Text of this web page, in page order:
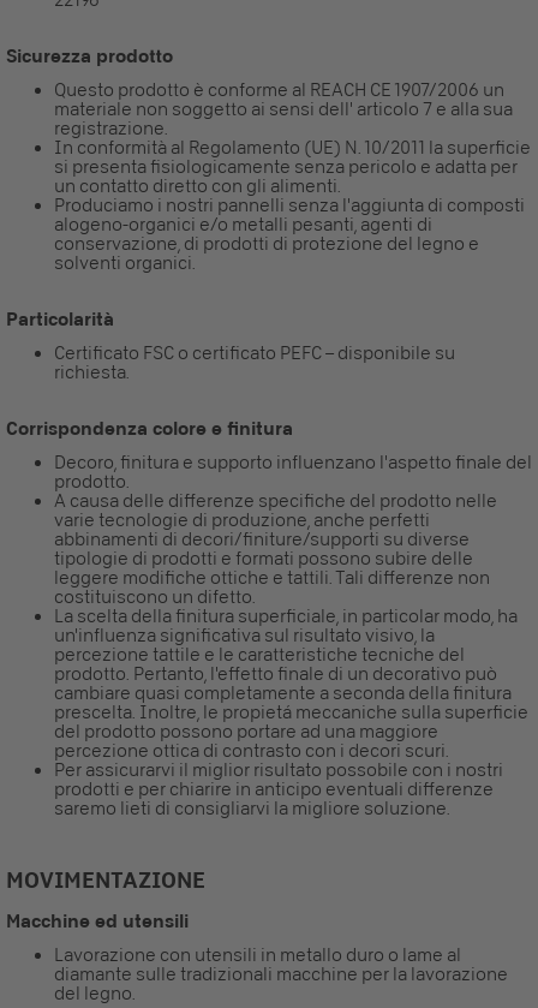
Sicurezza prodotto
Questo prodotto è conforme al REACH CE 1907/2006 un
materiale non soggetto ai sensi dell' articolo 7 e alla sua
registrazione.
In conformità al Regolamento (UE) N. 10/2011 la superficie
si presenta fisiologicamente senza pericolo e adatta per
un contatto diretto con gli alimenti.
Produciamo i nostri pannelli senza l'aggiunta di composti
alogeno-organici e/o metalli pesanti, agenti di
conservazione, di prodotti di protezione del legno e
solventi organici.
Particolarità
Certificato FSC o certificato PEFC – disponibile su
richiesta.
Corrispondenza colore e finitura
Decoro, finitura e supporto influenzano l'aspetto finale del
prodotto.
A causa delle differenze specifiche del prodotto nelle
varie tecnologie di produzione, anche perfetti
abbinamenti di decori/finiture/supporti su diverse
tipologie di prodotti e formati possono subire delle
leggere modifiche ottiche e tattili. Tali differenze non
costituiscono un difetto.
La scelta della finitura superficiale, in particolar modo, ha
un'influenza significativa sul risultato visivo, la
percezione tattile e le caratteristiche tecniche del
prodotto. Pertanto, l'effetto finale di un decorativo può
cambiare quasi completamente a seconda della finitura
prescelta. Inoltre, le propietá meccaniche sulla superficie
del prodotto possono portare ad una maggiore
percezione ottica di contrasto con i decori scuri.
Per assicurarvi il miglior risultato possobile con i nostri
prodotti e per chiarire in anticipo eventuali differenze
saremo lieti di consigliarvi la migliore soluzione.
MOVIMENTAZIONE
Macchine ed utensili
Lavorazione con utensili in metallo duro o lame al
diamante sulle tradizionali macchine per la lavorazione
del legno.